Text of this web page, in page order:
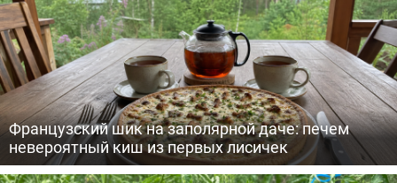
Французский шик на заполярной даче: печем
невероятный киш из первых лисичек